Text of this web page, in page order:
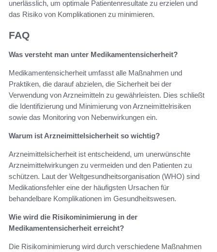
unerlässlich, um optimale Patientenresultate zu erzielen und
das Risiko von Komplikationen zu minimieren.
FAQ
Was versteht man unter Medikamentensicherheit?
Medikamentensicherheit umfasst alle Maßnahmen und
Praktiken, die darauf abzielen, die Sicherheit bei der
Verwendung von Arzneimitteln zu gewährleisten. Dies schließt
die Identifizierung und Minimierung von Arzneimittelrisiken
sowie das Monitoring von Nebenwirkungen ein.
Warum ist Arzneimittelsicherheit so wichtig?
Arzneimittelsicherheit ist entscheidend, um unerwünschte
Arzneimittelwirkungen zu vermeiden und den Patienten zu
schützen. Laut der Weltgesundheitsorganisation (WHO) sind
Medikationsfehler eine der häufigsten Ursachen für
behandelbare Komplikationen im Gesundheitswesen.
Wie wird die Risikominimierung in der
Medikamentensicherheit erreicht?
Die Risikominimierung wird durch verschiedene Maßnahmen